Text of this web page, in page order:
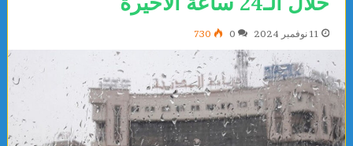
11 نوفمبر 2024 0
730